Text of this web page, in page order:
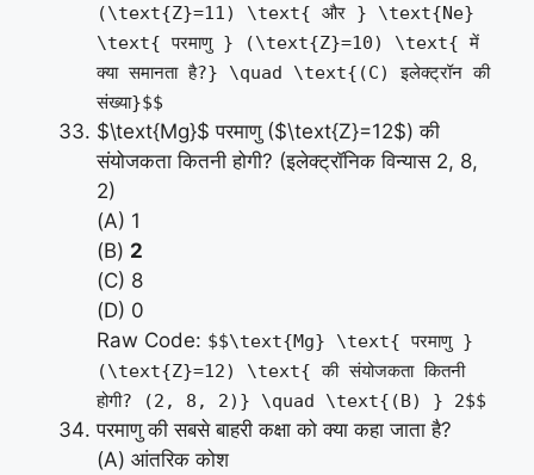
(\text{Z}=11) \text{ और } \text{Ne}
\text{ परमाणु } (\text{Z}=10) \text{ में
क्या समानता है?} \quad \text{(C) इलेक्ट्रॉन की
संख्या}$$
$\text{Mg}$ परमाणु ($\text{Z}=12$) की
संयोजकता कितनी होगी? (इलेक्ट्रॉनिक विन्यास 2, 8,
2)
(A) 1
(B) 2
(C) 8
(D) 0
Raw Code: $$\text{Mg} \text{ परमाणु }
(\text{Z}=12) \text{ की संयोजकता कितनी
होगी? (2, 8, 2)} \quad \text{(B) } 2$$
परमाणु की सबसे बाहरी कक्षा को क्या कहा जाता है?
(A) आंतरिक कोश